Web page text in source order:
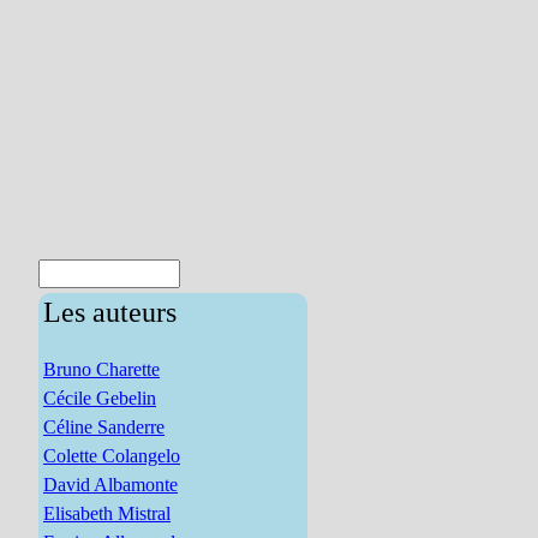
Les auteurs
Bruno Charette
Cécile Gebelin
Céline Sanderre
Colette Colangelo
David Albamonte
Elisabeth Mistral